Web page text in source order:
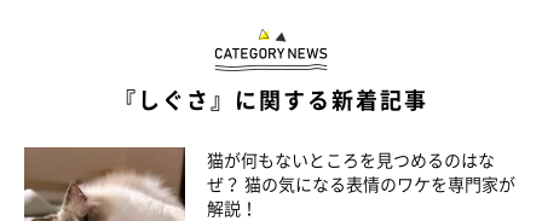
『しぐさ』に関する新着記事
猫が何もないところを見つめるのはな
ぜ？ 猫の気になる表情のワケを専門家が
解説！